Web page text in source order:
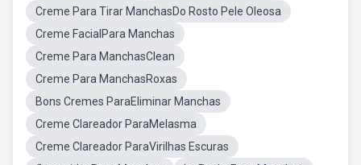
Creme Para Tirar ManchasDo Rosto Pele Oleosa
Creme FacialPara Manchas
Creme Para ManchasClean
Creme Para ManchasRoxas
Bons Cremes ParaEliminar Manchas
Creme Clareador ParaMelasma
Creme Clareador ParaVirilhas Escuras